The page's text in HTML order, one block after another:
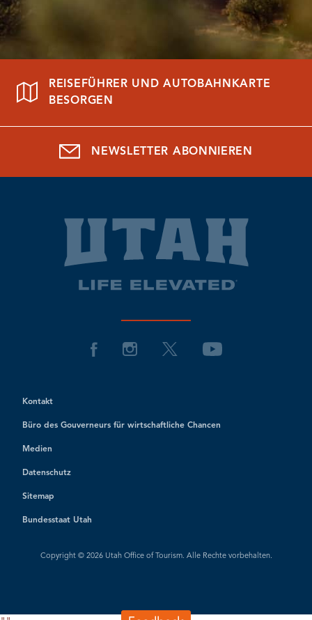
REISEFÜHRER UND AUTOBAHNKARTE
BESORGEN
NEWSLETTER ABONNIEREN
Kontakt
Büro des Gouverneurs für wirtschaftliche Chancen
Medien
Datenschutz
Sitemap
Bundesstaat Utah
Copyright © 2026 Utah Office of Tourism. Alle Rechte vorbehalten.